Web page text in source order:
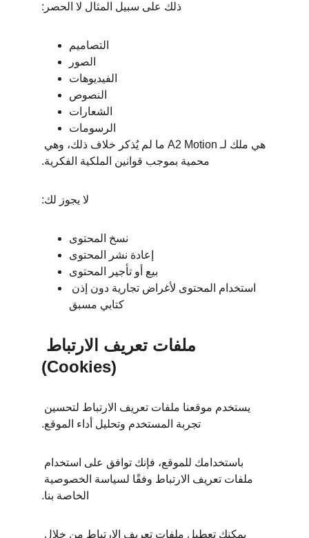
ذلك على سبيل المثال لا الحصر:
التصاميم
الصور
الفيديوهات
النصوص
الشعارات
الرسومات
هي ملك لـ A2 Motion ما لم يُذكر خلاف ذلك، وهي
محمية بموجب قوانين الملكية الفكرية.
لا يجوز لك:
نسخ المحتوى
إعادة نشر المحتوى
بيع أو تأجير المحتوى
استخدام المحتوى لأغراض تجارية دون إذن
كتابي مسبق
ملفات تعريف الارتباط
(Cookies)
يستخدم موقعنا ملفات تعريف الارتباط لتحسين
تجربة المستخدم وتحليل أداء الموقع.
باستخدامك للموقع، فإنك توافق على استخدام
ملفات تعريف الارتباط وفقًا لسياسة الخصوصية
الخاصة بنا.
يمكنك تعطيل ملفات تعريف الارتباط من خلال